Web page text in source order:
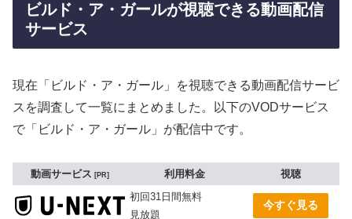
ビルド・ア・ガールが視聴できる動画配信
サービス
現在「ビルド・ア・ガール」を視聴できる動画配信サービ
スを調査して一覧にまとめました。以下のVODサービス
で「ビルド・ア・ガール」が配信中です。
動画サービス PR 利用料金
視聴
初回31日間無料
見放題
今すぐ見る